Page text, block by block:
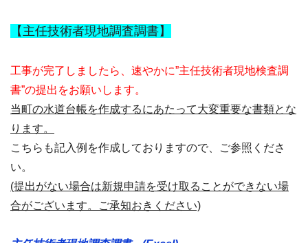
【主任技術者現地調査調書】
工事が完了しましたら、速やかに”主任技術者現地検査調
書”の提出をお願いします。
当町の水道台帳を作成するにあたって大変重要な書類とな
ります。
こちらも記入例を作成しておりますので、ご参照くださ
い。
(提出がない場合は新規申請を受け取ることができない場
合がございます。ご承知おきください)